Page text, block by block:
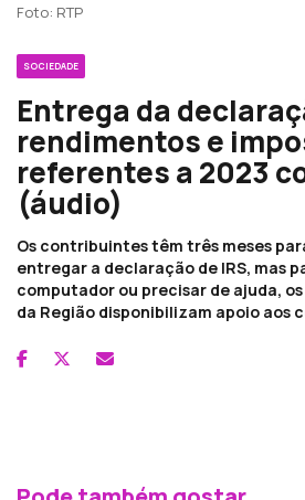
Foto: RTP
SOCIEDADE
Entrega da
rendimentos e
referentes a 2023
(áudio)
Os contribuintes têm três meses
entregar a declaração de IRS, mas
computador ou precisar de ajuda,
da Região disponibilizam apoio aos